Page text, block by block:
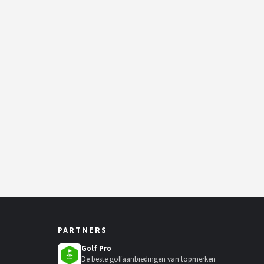
PARTNERS
Golf Pro
De beste golfaanbiedingen van topmerken